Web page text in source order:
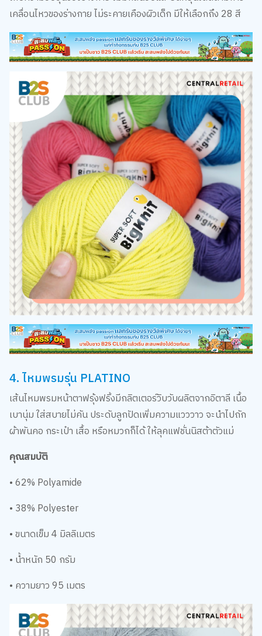
เคลื่อนไหวของร่างกาย ไม่ระคายเคืองผิวเด็ก มีให้เลือกถึง 28 สี
4. ไหมพรมรุ่น PLATINO
เส้นไหมพรมหน้าตาฟรุ้งฟริ้งมีกลิตเตอร์วิบวับผลิตจากอิตาลี เนื้อ
เบานุ่ม ใส่สบายไม่คัน ประดับลูกปัดเพิ่มความแวววาว จะนำไปถัก
ผ้าพันคอ กระเป๋า เสื้อ หรือหมวกก็ได้ ให้ลุคแฟชั่นนิสต้าตัวแม่
คุณสมบัติ
• 62% Polyamide
• 38% Polyester
• ขนาดเข็ม 4 มิลลิเมตร
• น้ำหนัก 50 กรัม
• ความยาว 95 เมตร